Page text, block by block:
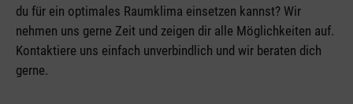
du für ein optimales Raumklima einsetzen kannst? Wir
nehmen uns gerne Zeit und zeigen dir alle Möglichkeiten auf.
Kontaktiere uns einfach unverbindlich und wir beraten dich
gerne.